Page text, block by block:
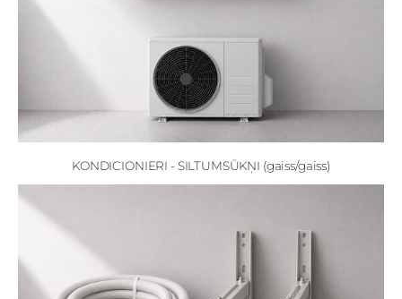
KONDICIONIERI - SILTUMSŪKŅI (gaiss/gaiss)